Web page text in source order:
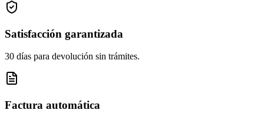
Satisfacción garantizada
30 días para devolución sin trámites.
Factura automática